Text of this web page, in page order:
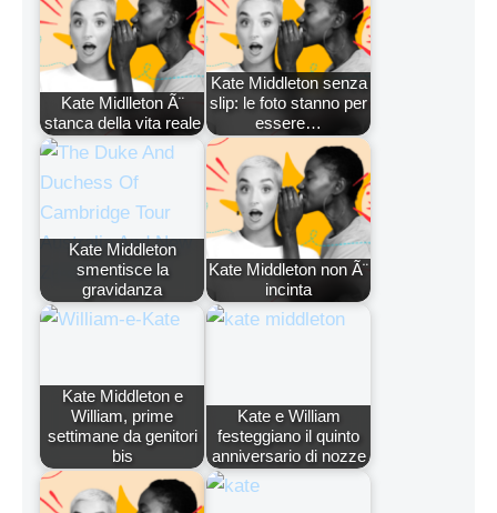
Kate Midlleton Ã¨
stanca della vita reale
Kate Middleton senza
slip: le foto stanno per
essere…
Kate Middleton
smentisce la
gravidanza
Kate Middleton non Ã¨
incinta
Kate Middleton e
William, prime
settimane da genitori
bis
Kate e William
festeggiano il quinto
anniversario di nozze